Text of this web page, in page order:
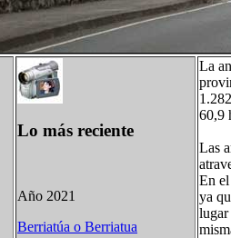
Lo más reciente
Año 2021
Berriatúa o Berriatua
La
60,9
Las
En
ya
lugar